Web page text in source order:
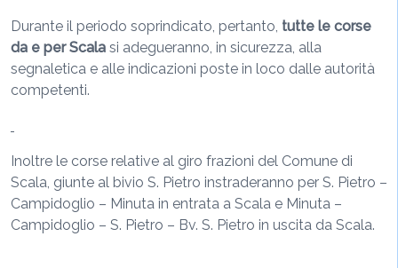
Durante il periodo soprindicato, pertanto, tutte le corse
da e per Scala si adegueranno, in sicurezza, alla
segnaletica e alle indicazioni poste in loco dalle autorità
competenti.
Inoltre le corse relative al giro frazioni del Comune di
Scala, giunte al bivio S. Pietro instraderanno per S. Pietro –
Campidoglio – Minuta in entrata a Scala e Minuta –
Campidoglio – S. Pietro – Bv. S. Pietro in uscita da Scala.